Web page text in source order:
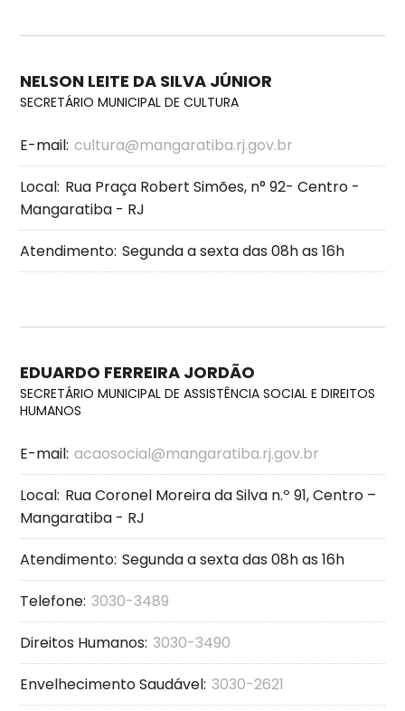
NELSON LEITE DA SILVA JÚNIOR
SECRETÁRIO MUNICIPAL DE CULTURA
E-mail: cultura@mangaratiba.rj.gov.br
Local: Rua Praça Robert Simões, n° 92- Centro -
Mangaratiba - RJ
Atendimento: Segunda a sexta das 08h as 16h
EDUARDO FERREIRA JORDÃO
SECRETÁRIO MUNICIPAL DE ASSISTÊNCIA SOCIAL E DIREITOS
HUMANOS
E-mail: acaosocial@mangaratiba.rj.gov.br
Local: Rua Coronel Moreira da Silva n.º 91, Centro –
Mangaratiba - RJ
Atendimento: Segunda a sexta das 08h as 16h
Telefone: 3030-3489
Direitos Humanos: 3030-3490
Envelhecimento Saudável: 3030-2621